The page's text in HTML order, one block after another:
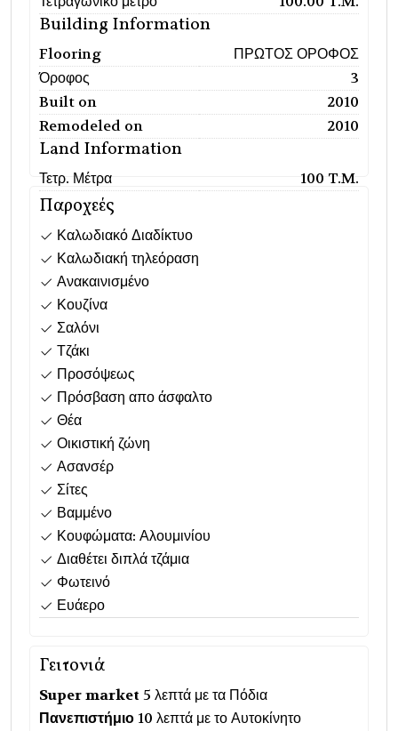
Building Information
Flooring
ΠΡΩΤΟΣ ΟΡΟΦΟΣ
Όροφος
3
Built on
2010
Remodeled on
2010
Land Information
Τετρ. Μέτρα 100 T.M.
Παροχεές
Καλωδιακό Διαδίκτυο
Καλωδιακή τηλεόραση
Ανακαινισμένο
Κουζίνα
Σαλόνι
Τζάκι
Προσόψεως
Πρόσβαση απο άσφαλτο
Θέα
Οικιστική ζώνη
Ασανσέρ
Σίτες
Βαμμένο
Κουφώματα: Αλουμινίου
Διαθέτει διπλά τζάμια
Φωτεινό
Ευάερο
Γειτονιά
Super market 5 λεπτά με τα Πόδια
Πανεπιστήμιο 10 λεπτά με το Αυτοκίνητο